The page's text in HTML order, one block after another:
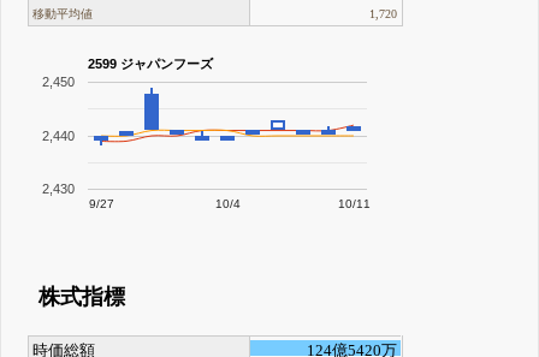
移動平均値 1,720
2599 ジャパンフーズ
9/27 10/4 10/11
2,430
2,440
2,450
株式指標
時価総額
124億5420万